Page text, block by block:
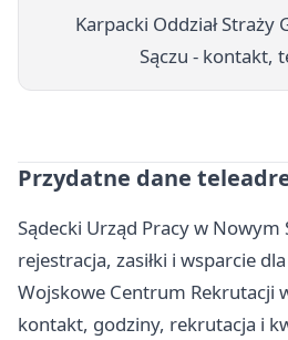
Karpacki Oddział
Sączu - kontakt,
Przydatne dane
Sądecki Urząd Pracy w Nowym
rejestracja, zasiłki i wsparcie
Wojskowe Centrum Rekrutacji
kontakt, godziny, rekrutacja i